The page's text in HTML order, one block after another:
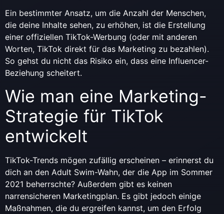
Ein bestimmter Ansatz, um die Anzahl der Menschen,
die deine Inhalte sehen, zu erhöhen, ist die Erstellung
einer offiziellen TikTok-Werbung (oder mit anderen
Worten, TikTok direkt für das Marketing zu bezahlen).
So gehst du nicht das Risiko ein, dass eine Influencer-
Beziehung scheitert.
Wie man eine Marketing-
Strategie für TikTok
entwickelt
TikTok-Trends mögen zufällig erscheinen – erinnerst du
dich an den Adult Swim-Wahn, der die App im Sommer
2021 beherrschte? Außerdem gibt es keinen
narrensicheren Marketingplan. Es gibt jedoch einige
Maßnahmen, die du ergreifen kannst, um den Erfolg